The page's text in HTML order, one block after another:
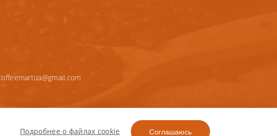
Подробнее о файлах cookie Соглашаюсь